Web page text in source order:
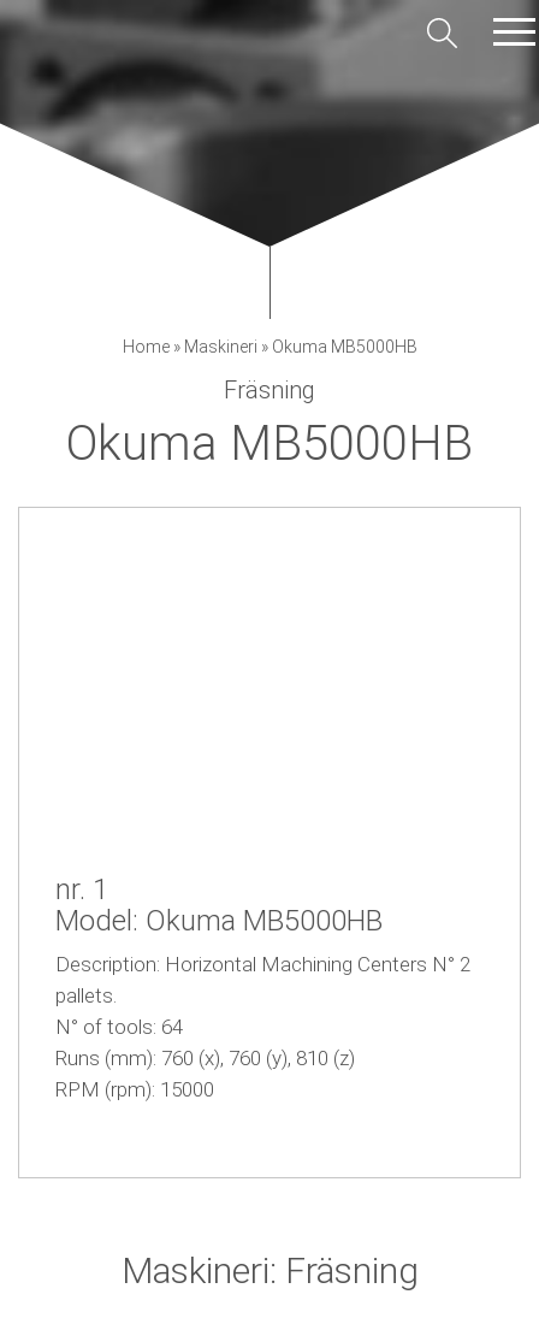
Home» Maskineri » Okuma MB5000HB
Fräsning
Okuma MB5000HB
nr. 1
Model: Okuma MB5000HB
Description: Horizontal Machining Centers N° 2
pallets.
N° of tools: 64
Runs (mm): 760 (x), 760 (y), 810 (z)
RPM (rpm): 15000
Maskineri: Fräsning